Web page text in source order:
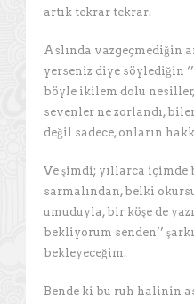
artık tekrar tekrar.
Aslında vazgeçmediğin
yerseniz diye söylediğin
böyle ikilem dolu nesiller,
sevenler ne zorlandı,
değil sadece, onların
Ve şimdi; yıllarca içimde
sarmalından, belki
umuduyla, bir köşe de
bekliyorum senden’’
bekleyeceğim.
Bende ki bu ruh halinin